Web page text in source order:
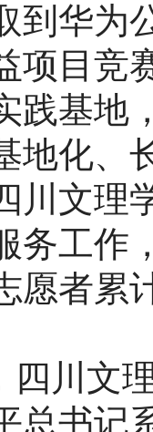
到华为
项目竞
践基地
地化、
文理
务工作
愿者累
川文理
总书记